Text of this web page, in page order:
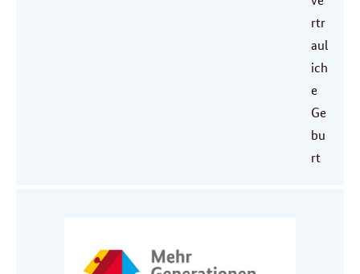
rtr
aul
ich
e
Ge
bu
rt